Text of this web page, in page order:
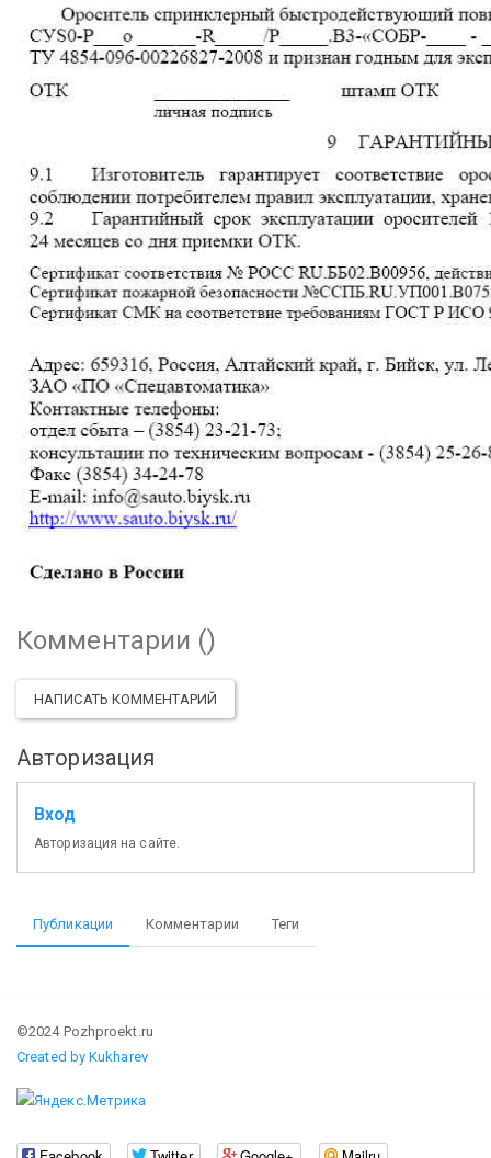
Комментарии ()
НАПИСАТЬ КОММЕНТАРИЙ
Авторизация
Вход
Авторизация на сайте.
Публикации Комментарии Теги
©2024 Pozhproekt.ru
Created by Kukharev